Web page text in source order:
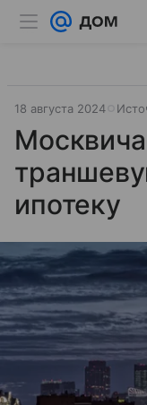
18 августа 2024
ипотеку